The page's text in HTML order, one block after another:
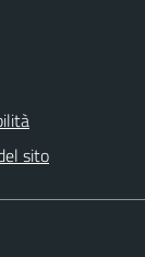
sito